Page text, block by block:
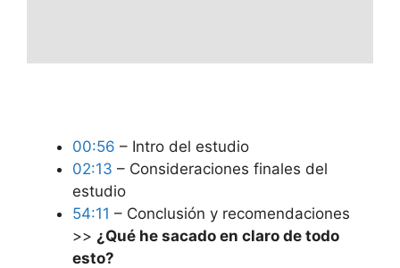
00:56 – Intro del estudio
02:13 – Consideraciones finales del
estudio
54:11 – Conclusión y recomendaciones
>> ¿Qué he sacado en claro de todo
esto?